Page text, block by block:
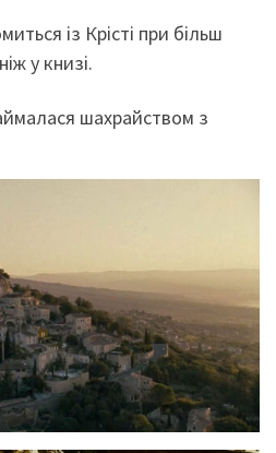
із Крісті при більш
у книзі.
шахрайством з